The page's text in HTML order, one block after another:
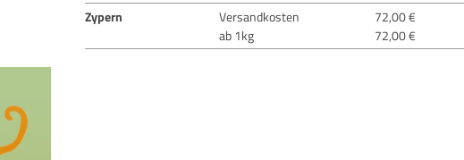
Zypern Versandkosten 72,00 €
ab 1kg 72,00 €